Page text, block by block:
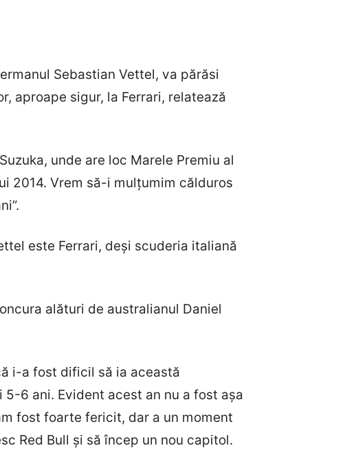
Sebastian Vettel, va părăsi
aproape sigur, la Ferrari, relatează
unde are loc Marele Premiu al
2014. Vrem să-i mulțumim călduros
este Ferrari, deși scuderia italiană
alături de australianul Daniel
i-a fost dificil să ia această
6 ani. Evident acest an nu a fost așa
fost foarte fericit, dar a un moment
Red Bull și să încep un nou capitol.